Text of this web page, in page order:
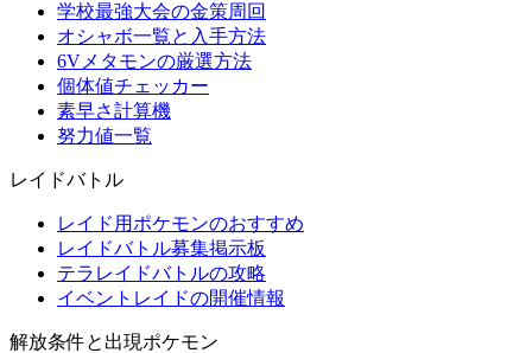
学校最強大会の金策周回
オシャボ一覧と入手方法
6Vメタモンの厳選方法
個体値チェッカー
素早さ計算機
努力値一覧
レイドバトル
レイド用ポケモンのおすすめ
レイドバトル募集掲示板
テラレイドバトルの攻略
イベントレイドの開催情報
解放条件と出現ポケモン